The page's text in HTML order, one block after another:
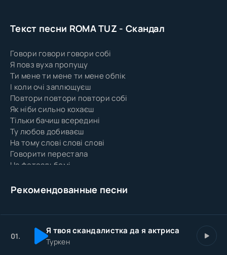
Текст песни ROMA TUZ - Скандал
Говори говори говори собі
Я повз вуха пропущу
Ти мене ти мене ти мене обпік
І коли очі заплющуєш
Повтори повтори повтори собі
Як ніби сильно кохаєш
Тільки бачиш всередині
Ту любов добиваєш
На тому слові слові слові
Говорити перестала
На фотоальбомі
Я немов би в комі
На тому слові
Говорити перестала
Рекомендованные песни
01. Я твоя скандалистка да я актриса
Туркен